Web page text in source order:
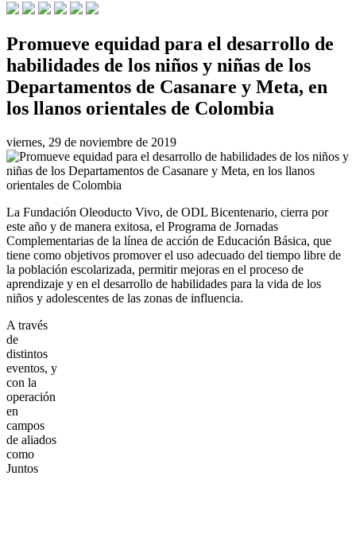
Promueve equidad para el desarrollo de
habilidades de los niños y niñas de los
Departamentos de Casanare y Meta, en
los llanos orientales de Colombia
viernes, 29 de noviembre de 2019
La Fundación Oleoducto Vivo, de ODL Bicentenario, cierra por
este año y de manera exitosa, el Programa de Jornadas
Complementarias de la línea de acción de Educación Básica, que
tiene como objetivos promover el uso adecuado del tiempo libre de
la población escolarizada, permitir mejoras en el proceso de
aprendizaje y en el desarrollo de habilidades para la vida de los
niños y adolescentes de las zonas de influencia.
A través
de
distintos
eventos, y
con la
operación
en
campos
de aliados
como
Juntos